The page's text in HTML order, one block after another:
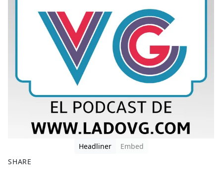
Headliner
Embed
SHARE